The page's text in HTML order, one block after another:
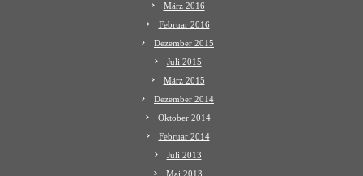
März 2016
Februar 2016
Dezember 2015
Juli 2015
März 2015
Dezember 2014
Oktober 2014
Februar 2014
Juli 2013
Mai 2013